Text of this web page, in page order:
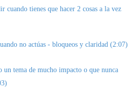
cuando tienes que hacer 2 cosas a la vez
no actúas - bloqueos y claridad (2:07)
un tema de mucho impacto o que nunca